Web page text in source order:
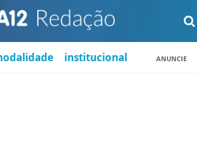
institucional ANUNCIE